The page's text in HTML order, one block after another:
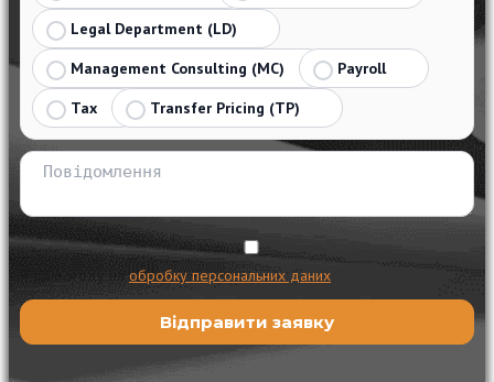
Legal Department (LD)
Management Consulting (MC)
Payroll
Tax
Transfer Pricing (TP)
Я даю згоду наобробку персональних даних